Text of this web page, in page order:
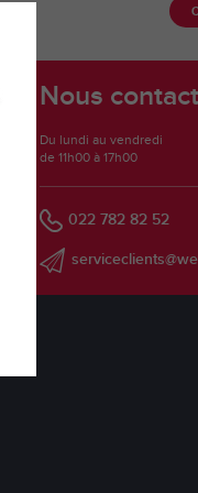
Nous
Du lundi au vendredi
de 11h00 à 17h00
022 782 82 52